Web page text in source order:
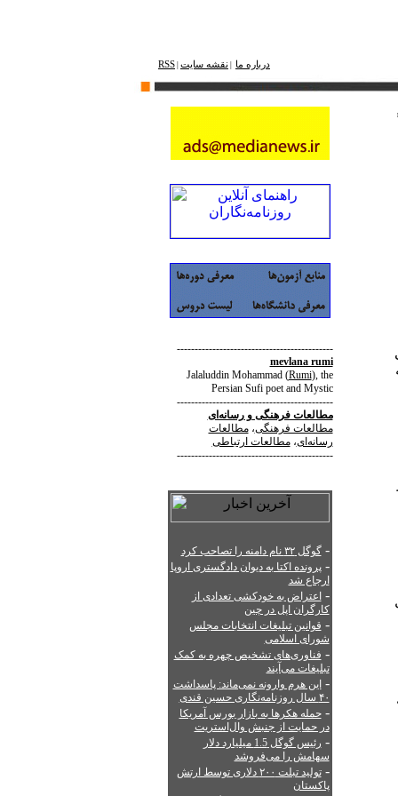
درباره ما نقشه ‌سایت RSS
--------------------------------------------
mevlana rumi
Jalaluddin Mohammad(Rumi), the
Persian Sufi poet and Mystic
--------------------------------------------
مطالعات فرهنگیورسانه‌ای
مطالعات فرهنگی،مطالعات
رسانه‌ای،مطالعات ارتباطی
--------------------------------------------
-گوگل ۳۲ نام دامنه را تصاحب کرد
-پرونده اکتا به دیوان دادگستری اروپا
ارجاع شد
- اعتراض به خودکشی تعدادی از
کارگران اپل در چین
- قوانین تبلیغات انتخابات مجلس
شورای اسلامی
- فناوری‌های تشخیص چهره به کمک
تبلیغات می‌آیند
-این هرم وارونه نمی‌ماند: پاسداشت
۴۰ سال روزنامه‌نگاری حسین قندی
-حمله هکرها به بازار بورس آمریکا
در حمایت از جنبش وال‌استریت
-
رئیس گوگل 1.5 میلیارد دلار
سهامش را می‌فروشد
-
تولید تبلت ۲۰۰ دلاری توسط ارتش
پاکستان